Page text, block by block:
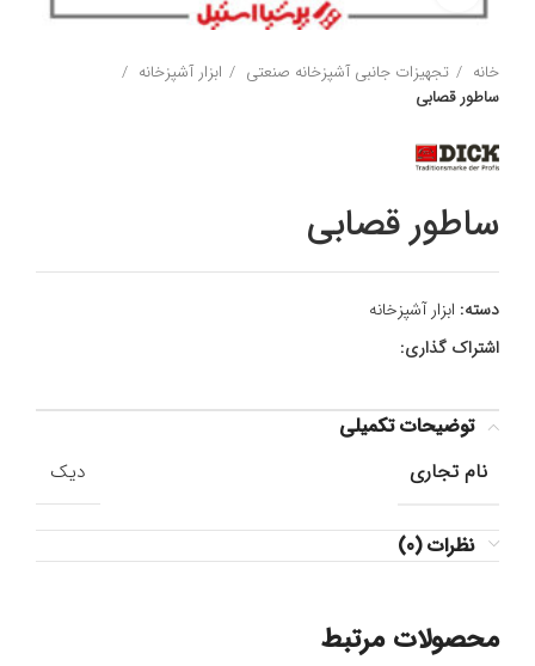
خانه تجهیزات جانبی آشپزخانه صنعتی
ابزار آشپزخانه
ساطور قصابی
ساطور قصابی
دسته: ابزار آشپزخانه
اشتراک گذاری:
توضیحات تکمیلی
نام تجاری
دیک
نظرات (0)
محصولات مرتبط